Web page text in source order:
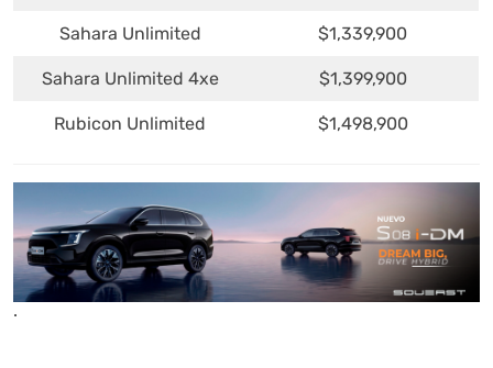
Sahara Unlimited $1,339,900
Sahara Unlimited 4xe $1,399,900
Rubicon Unlimited $1,498,900
.